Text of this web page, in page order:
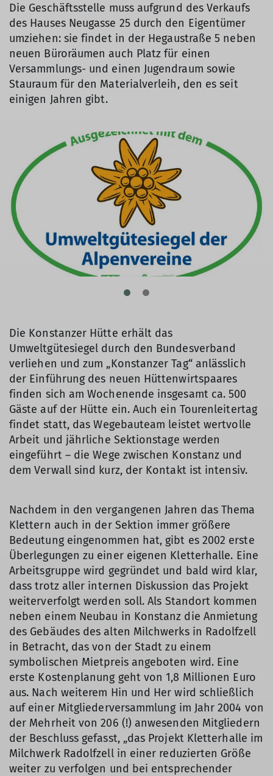
Die Geschäftsstelle muss aufgrund des Verkaufs
des Hauses Neugasse 25 durch den Eigentümer
umziehen: sie findet in der Hegaustraße 5 neben
neuen Büroräumen auch Platz für einen
Versammlungs- und einen Jugendraum sowie
Stauraum für den Materialverleih, den es seit
einigen Jahren gibt.
Die Konstanzer Hütte erhält das
Umweltgütesiegel durch den Bundesverband
verliehen und zum „Konstanzer Tag“ anlässlich
der Einführung des neuen Hüttenwirtspaares
finden sich am Wochenende insgesamt ca. 500
Gäste auf der Hütte ein. Auch ein Tourenleitertag
findet statt, das Wegebauteam leistet wertvolle
Arbeit und jährliche Sektionstage werden
eingeführt – die Wege zwischen Konstanz und
dem Verwall sind kurz, der Kontakt ist intensiv.
Nachdem in den vergangenen Jahren das Thema
Klettern auch in der Sektion immer größere
Bedeutung eingenommen hat, gibt es 2002 erste
Überlegungen zu einer eigenen Kletterhalle. Eine
Arbeitsgruppe wird gegründet und bald wird klar,
dass trotz aller internen Diskussion das Projekt
weiterverfolgt werden soll. Als Standort kommen
neben einem Neubau in Konstanz die Anmietung
des Gebäudes des alten Milchwerks in Radolfzell
in Betracht, das von der Stadt zu einem
symbolischen Mietpreis angeboten wird. Eine
erste Kostenplanung geht von 1,8 Millionen Euro
aus. Nach weiterem Hin und Her wird schließlich
auf einer Mitgliederversammlung im Jahr 2004 von
der Mehrheit von 206 (!) anwesenden Mitgliedern
der Beschluss gefasst, „das Projekt Kletterhalle im
Milchwerk Radolfzell in einer reduzierten Größe
weiter zu verfolgen und bei entsprechender